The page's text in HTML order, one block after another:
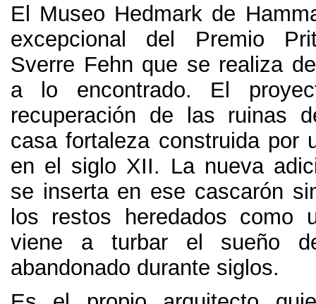
El Museo Hedmark de
excepcional del Premio
Sverre Fehn que se realiza
a lo encontrado. El
recuperación de las ruinas
casa fortaleza construida por
en el siglo XII. La nueva
se inserta en ese cascarón
los restos heredados como
viene a turbar el sueño
abandonado durante siglos.